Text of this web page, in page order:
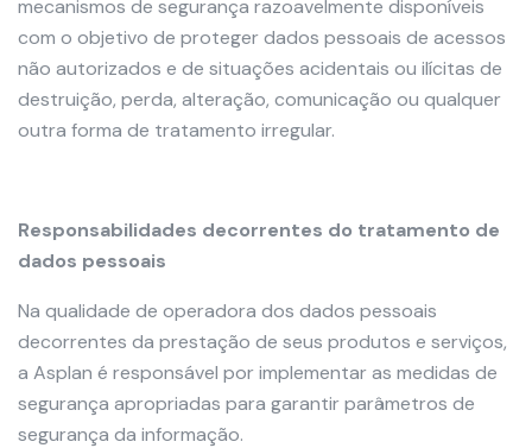
mecanismos de segurança razoavelmente disponíveis
com o objetivo de proteger dados pessoais de acessos
não autorizados e de situações acidentais ou ilícitas de
destruição, perda, alteração, comunicação ou qualquer
outra forma de tratamento irregular.
Responsabilidades decorrentes do tratamento de
dados pessoais
Na qualidade de operadora dos dados pessoais
decorrentes da prestação de seus produtos e serviços,
a Asplan é responsável por implementar as medidas de
segurança apropriadas para garantir parâmetros de
segurança da informação.